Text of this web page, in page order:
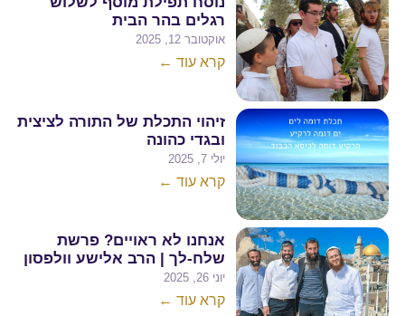
רגלים בהר הבית
אוקטובר 12, 2025
קרא עוד ←
זיהוי התכלת של התורה לציצית
ובגדי כהונה
יולי 7, 2025
קרא עוד ←
אנחנו לא ראויים? פרשת
שלח-לך | הרב אלישע וולפסון
יוני 26, 2025
קרא עוד ←